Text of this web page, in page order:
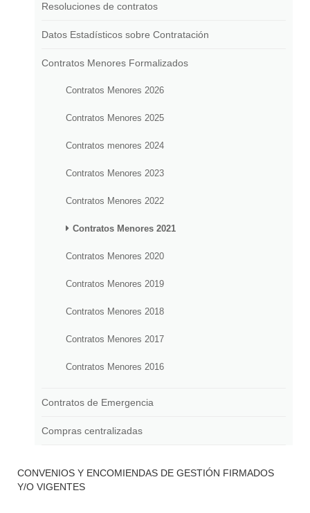
Resoluciones de contratos
Datos Estadísticos sobre Contratación
Contratos Menores Formalizados
Contratos Menores 2026
Contratos Menores 2025
Contratos menores 2024
Contratos Menores 2023
Contratos Menores 2022
Contratos Menores 2021
Contratos Menores 2020
Contratos Menores 2019
Contratos Menores 2018
Contratos Menores 2017
Contratos Menores 2016
Contratos de Emergencia
Compras centralizadas
CONVENIOS Y ENCOMIENDAS DE GESTIÓN FIRMADOS
Y/O VIGENTES